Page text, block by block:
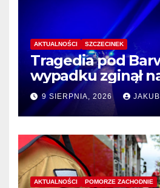
AKTUALNOŚCI SZCZECINEK
Tragedia pod
wypadku zginął
9 SIERPNIA, 2026
AKTUALNOŚCI POMORZE ZACHODNIE